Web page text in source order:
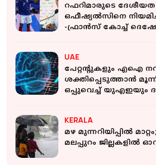
റഫറിമാരുടെ
ഒഫീഷ്യല്‍സിനെ
-ഫ്രാന്‍സ് കോച്ച്
UAE
പേറ്റന്റുകളും എഐ
ശക്തിപ്പെടുത്താന്‍
ഒപ്പുവെച്ച് യുഎഇയും
KERALA
മഴ മുന്നറിയിപ്പില്‍
മലപ്പുറം ജില്ലകളില്‍